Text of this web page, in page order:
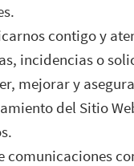
contigo y
incidencias o
mejorar y
del Sitio
comunicaciones